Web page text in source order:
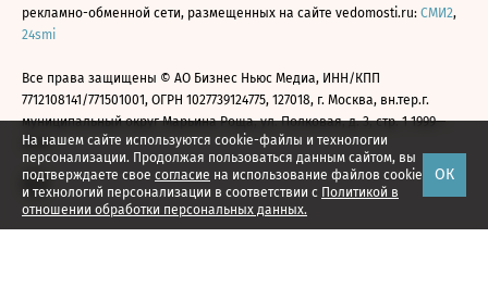
На нашем сайте используются cookie-файлы и технологии
персонализации. Продолжая пользоваться данным сайтом, вы
подтверждаете свое согласие на использование файлов cookie
и технологий персонализации в соответствии с Политикой в
отношении обработки персональных данных.
ОК
рекламно-обменной сети, размещенных на сайте vedomosti.ru: СМИ2,
24smi
Все права защищены © АО Бизнес Ньюс Медиа, ИНН/КПП
7712108141/771501001, ОГРН 1027739124775, 127018, г. Москва, вн.тер.г.
муниципальный округ Марьина Роща, ул. Полковая, д. 3, стр. 1 1999—
2026